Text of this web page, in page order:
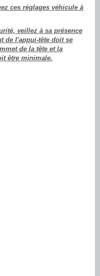
ces réglages véhicule à
veillez à sa présence
de l'appui-tête doit se
de la tête et la
être minimale.